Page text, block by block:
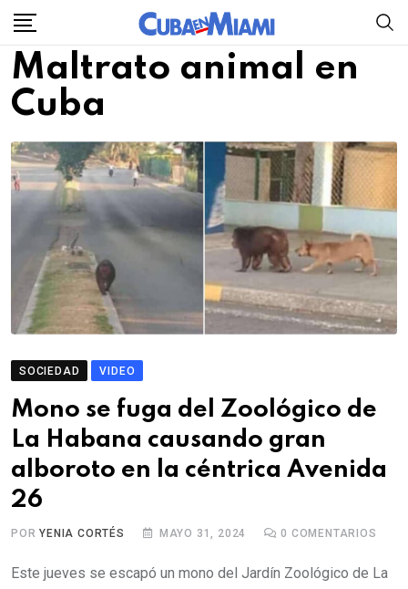
Skip
content
Maltrato animal en
Cuba
SOCIEDAD VIDEO
Mono se fuga del Zoológico de
La Habana causando gran
alboroto en la céntrica Avenida
26
PORYENIA CORTÉS MAYO 31, 2024 0 COMENTARIOS
Este jueves se escapó un mono del Jardín Zoológico de La